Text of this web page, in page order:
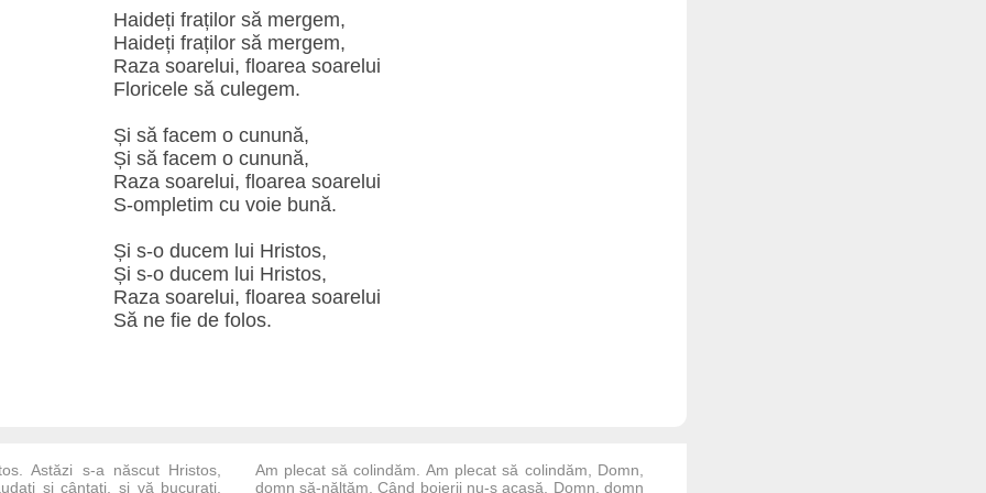
Haideți fraților să mergem,
Haideți fraților să mergem,
Raza soarelui, floarea soarelui
Floricele să culegem.
Și să facem o cunună,
Și să facem o cunună,
Raza soarelui, floarea soarelui
S-ompletim cu voie bună.
Și s-o ducem lui Hristos,
Și s-o ducem lui Hristos,
Raza soarelui, floarea soarelui
Să ne fie de folos.
Astăzi s-a născut Hristos,
şi cântaţi, şi vă bucuraţi.
Am plecat să colindăm. Am plecat să colindăm, Domn,
domn să-nălţăm, Când boierii nu-s acasă, Domn, domn